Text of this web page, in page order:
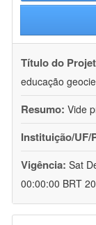
Título do
educação
Resumo: Vide
Instituição/UF/
Vigência: Sat
00:00:00 BRT